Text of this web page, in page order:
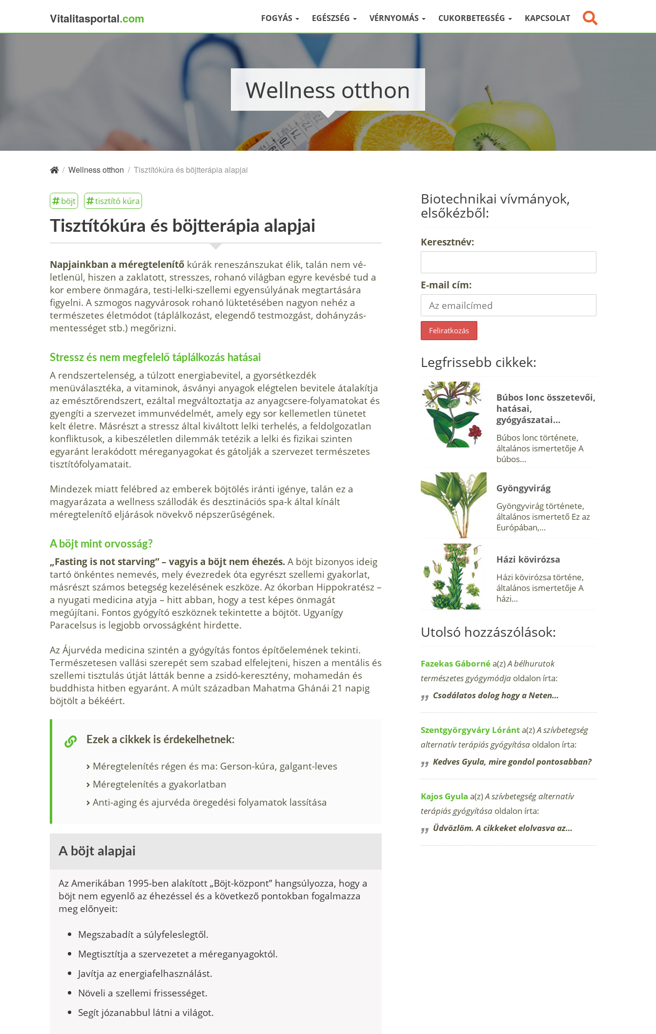
Vitalitasportal.com FOGYÁS EGÉSZSÉG VÉRNYOMÁS CUKORBETEGSÉG KAPCSOLAT
Wellness otthon
/ Wellness otthon / Tisztítókúra és böjtterápia alapjai
böjt tisztító kúra
Tisztítókúra és böjtterápia alapjai
Napjainkban a méregtelenítő kúrák reneszánszukat élik, talán nem vé­
letlenül, hiszen a zaklatott, stresszes, rohanó világban egyre kevésbé tud a
kor embere önmagára, testi-lelki-szellemi egyensúlyának megtartásá­ra
figyelni. A szmogos nagyvárosok rohanó lüktetésében nagyon nehéz a
természetes életmódot (táplálkozást, elegendő testmozgást, dohányzás­
mentességet stb.) megőrizni.
Stressz és nem megfelelő táplálkozás hatásai
A rendszertelenség, a túlzott energiabevitel, a gyorsétkezdék
menüválasztéka, a vitaminok, ásványi anyagok elégtelen bevitele átalakítja
az emésztőrendszert, ezáltal megváltoztatja az anyag­csere-folyamatokat és
gyengíti a szervezet immunvédelmét, amely egy sor kellemetlen tünetet
kelt életre. Másrészt a stressz által kiváltott lelki terhelés, a feldolgozatlan
konfliktusok, a kibeszéletlen dilemmák tetézik a lelki és fizikai szinten
egyaránt lerakódott méreganyagokat és gátol­ják a szervezet természetes
tisztítófolyamatait.
Mindezek miatt felébred az emberek böjtölés iránti igénye, talán ez a
magyarázata a wellness szál­lodák és desztinációs spa-k által kínált
méregtelenítő eljárások növekvő népszerűségének.
A böjt mint orvosság?
„Fasting is not starving” – vagyis a böjt nem éhezés.A böjt bizo­nyos ideig
tartó önkéntes nemevés, mely évezredek óta egyrészt szellemi gyakorlat,
másrészt számos betegség kezelésének eszköze. Az ókorban Hippokratész –
a nyugati medicina atyja – hitt abban, hogy a test képes önmagát
megújítani. Fontos gyógyító eszköznek tekintette a böjtöt. Ugyanígy
Paracelsus is legjobb orvosságként hir­dette.
Az Ájurvéda medicina szintén a gyógyítás fontos építőelemének tekinti.
Természetesen vallási szerepét sem szabad elfelejteni, hiszen a mentális és
szellemi tisztulás útját látták benne a zsidó-keresz­tény, mohamedán és
buddhista hitben egyaránt. A múlt században Mahatma Ghánái 21 napig
böjtölt a békéért.
Ezek a cikkek is érdekelhetnek:
Méregtelenítés régen és ma: Gerson-kúra, galgant-leves
Méregtelenítés a gyakorlatban
Anti-aging és ajurvéda öregedési folyamatok lassítása
A böjt alapjai
Az Amerikában 1995-ben alakított „Böjt-központ” hangsúlyozza, hogy a
böjt nem egyenlő az éhezéssel és a következő pontokban fogalmazza
meg előnyeit:
Megszabadít a súlyfeleslegtől.
Megtisztítja a szervezetet a méreganyagoktól.
Javítja az energiafelhasználást.
Növeli a szellemi frissességet.
Segít józanabbul látni a világot.
Biotechnikai vívmányok,
elsőkézből:
Keresztnév:
E-mail cím:
Legfrissebb cikkek:
Búbos lonc összetevői,
hatásai,
gyógyászatai…
Búbos lonc története,
általános ismertetője A
búbos…
Gyöngyvirág
Gyöngyvirág története,
általános ismertető Ez az
Európában,…
Házi kövirózsa
Házi kövirózsa történe,
általános ismertetője A
házi…
Utolsó hozzászólások:
Fazekas Gábornéa(z)A bélhurutok
természetes gyógymódja oldalon írta:
Csodálatos dolog hogy a Neten…
Szentgyörgyváry Lóránta(z)A szívbetegség
alternatív terápiás gyógyítása oldalon írta:
Kedves Gyula, mire gondol pontosabban?
Kajos Gyula a(z)A szívbetegség alternatív
terápiás gyógyítása oldalon írta:
Üdvözlöm. A cikkeket elolvasva az…
×